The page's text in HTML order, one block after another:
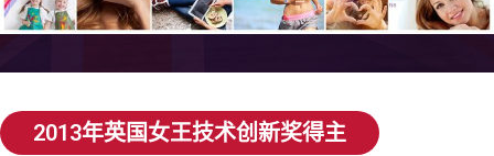
2013年英国女王技术创新奖得主